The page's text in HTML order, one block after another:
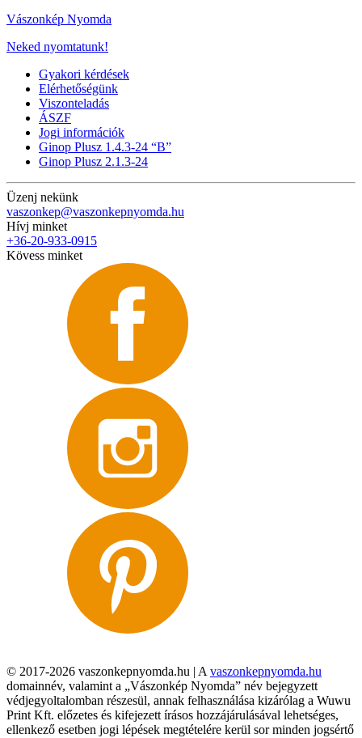
Vászonkép Nyomda
Neked nyomtatunk!
Gyakori kérdések
Elérhetőségünk
Viszonteladás
ÁSZF
Jogi információk
Ginop Plusz 1.4.3-24 “B”
Ginop Plusz 2.1.3-24
Üzenj nekünk
vaszonkep@vaszonkepnyomda.hu
Hívj minket
+36-20-933-0915
Kövess minket
© 2017-2026 vaszonkepnyomda.hu | A vaszonkepnyomda.hu
domainnév, valamint a „Vászonkép Nyomda” név bejegyzett
védjegyoltalomban részesül, annak felhasználása kizárólag a Wuwu
Print Kft. előzetes és kifejezett írásos hozzájárulásával lehetséges,
ellenkező esetben jogi lépések megtételére kerül sor minden jogsértő